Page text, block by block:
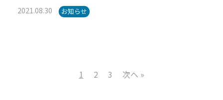
2021.08.30 お知らせ
1 2 3 次へ »